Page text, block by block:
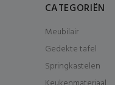
CATEGORIËN
Meubilair
Gedekte tafel
Springkastelen